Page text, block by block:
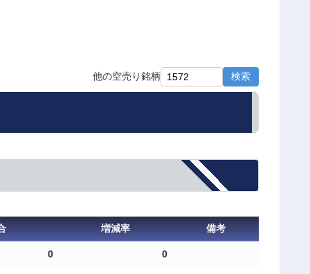
他の空売り銘柄 検索
増減率 備考
0 0